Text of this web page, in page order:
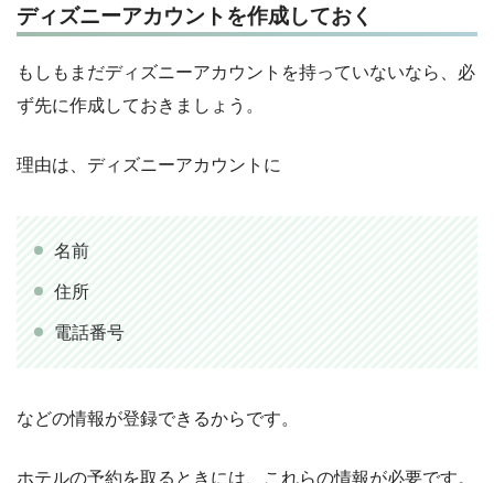
ディズニーアカウントを作成しておく
もしもまだディズニーアカウントを持っていないなら、必
ず先に作成しておきましょう。
理由は、ディズニーアカウントに
名前
住所
電話番号
などの情報が登録できるからです。
ホテルの予約を取るときには、これらの情報が必要です。